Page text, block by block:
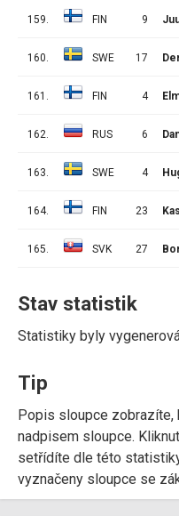
159. FIN 9
160. SWE 17
161. FIN 4
162. RUS 6
163. SWE 4
164. FIN 23
165. SVK 27
Stav statistik
Statistiky byly
Tip
Popis sloupce zobrazíte,
nadpisem sloupce.
setřídíte dle této
vyznačeny sloupce se